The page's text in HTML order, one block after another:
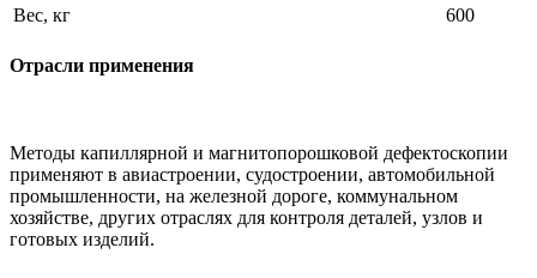
Вес, кг
600
Отрасли применения
Методы капиллярной и магнитопорошковой дефектоскопии
применяют в авиастроении, судостроении, автомобильной
промышленности, на железной дороге, коммунальном
хозяйстве, других отраслях для контроля деталей, узлов и
готовых изделий.